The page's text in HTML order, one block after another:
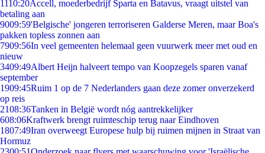
1110:20Accell, moederbedrijf Sparta en Batavus, vraagt uitstel van
betaling aan
9009:59'Belgische' jongeren terroriseren Galderse Meren, maar Boa's
pakken topless zonnen aan
7909:56In veel gemeenten helemaal geen vuurwerk meer met oud en
nieuw
3409:49Albert Heijn halveert tempo van Koopzegels sparen vanaf
september
1909:45Ruim 1 op de 7 Nederlanders gaan deze zomer onverzekerd
op reis
2108:36Tanken in België wordt nóg aantrekkelijker
608:06Kraftwerk brengt ruimteschip terug naar Eindhoven
1807:49Iran overweegt Europese hulp bij ruimen mijnen in Straat van
Hormuz